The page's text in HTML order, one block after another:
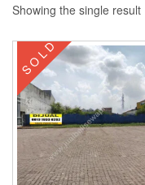
Showing the single result
S O L D